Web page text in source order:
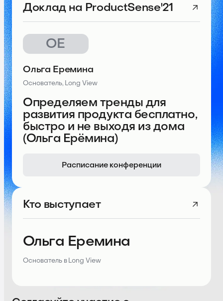
Доклад на ProductSense'21
ОЕ
Определяем тренды для
развития продукта бесплатно,
быстро и не выходя из дома
(Ольга Ерёмина)
Ольга Еремина
Основатель, Long View
Расписание конференции
Кто выступает
Ольга Еремина
Основатель в Long View